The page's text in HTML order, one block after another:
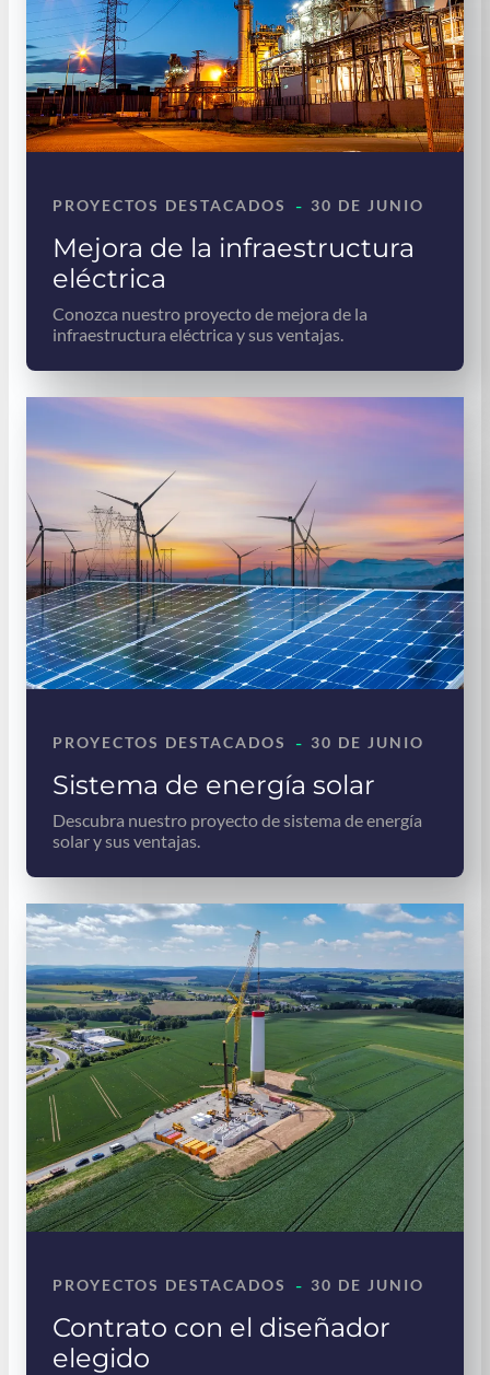
Mejora de la infraestructura
eléctrica
PROYECTOS DESTACADOS - 30 DE JUNIO
Conozca nuestro proyecto de mejora de la
infraestructura eléctrica y sus ventajas.
Sistema de energía solar
PROYECTOS DESTACADOS - 30 DE JUNIO
Descubra nuestro proyecto de sistema de energía
solar y sus ventajas.
Contrato con el diseñador
elegido
PROYECTOS DESTACADOS - 30 DE JUNIO